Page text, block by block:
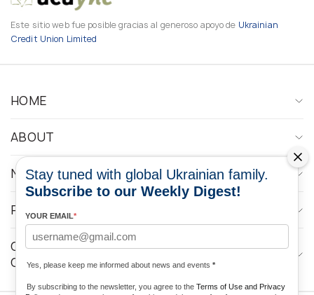
Este sitio web fue posible gracias al generoso apoyo de Ukrainian
Credit Union Limited
HOME
ABOUT
NEWS
PROGRAMS
CONTACTOS DE LOS MEDIOS DE
COMUNICACIÓN
Stay tuned with global Ukrainian family.
Subscribe to our Weekly Digest!
YOUR EMAIL*
Yes, please keep me informed about news and events *
By subscribing to the newsletter, you agree to the Terms of Use and Privacy